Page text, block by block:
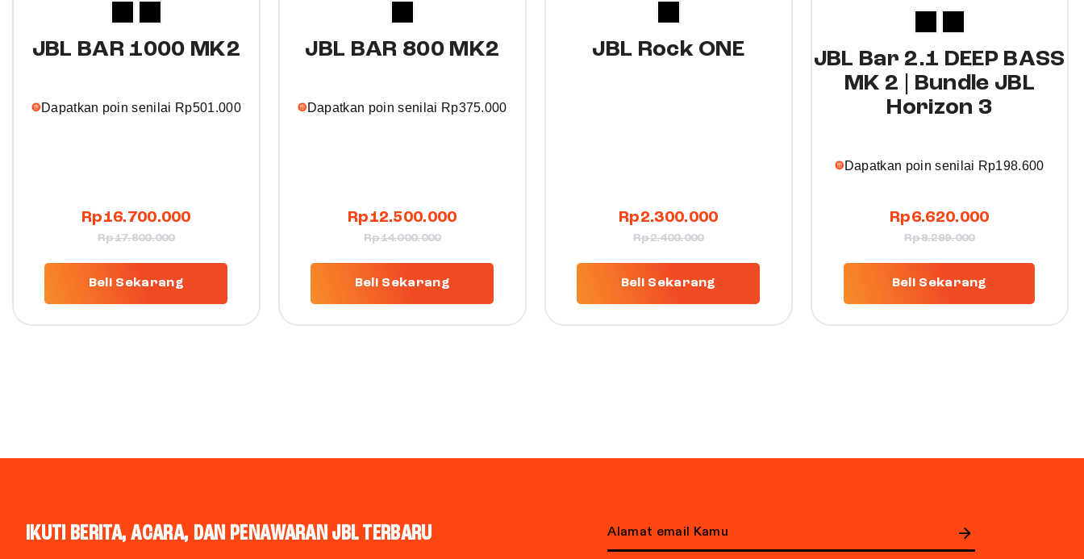
JBL BAR 1000 MK2
Dapatkan poin senilai Rp501.000
Rp16.700.000
Rp17.800.000
Beli Sekarang
JBL BAR 800 MK2
Dapatkan poin senilai Rp375.000
Rp12.500.000
Rp14.000.000
Beli Sekarang
JBL Rock ONE
Rp2.300.000
Rp2.400.000
Beli Sekarang
JBL Bar 2.1 DEEP BASS
MK 2 | Bundle JBL
Horizon 3
Dapatkan poin senilai Rp198.600
Rp6.620.000
Rp8.299.000
Beli Sekarang
IKUTI BERITA, ACARA, DAN PENAWARAN JBL TERBARU